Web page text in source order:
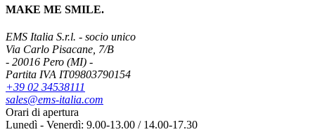
MAKE ME SMILE.
EMS Italia S.r.l. - socio unico
Via Carlo Pisacane, 7/B
- 20016 Pero (MI) -
Partita IVA IT09803790154
+39 02 34538111
sales@ems-italia.com
Orari di apertura
Lunedì - Venerdì: 9.00-13.00 / 14.00-17.30